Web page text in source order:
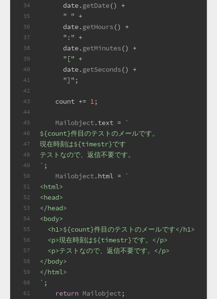
34
35
36
37
38
39
40
41
42
43
44
45
46
47
48
49
50
51
52
53
54
55
56
57
58
59
60
61
      date.
getDate() +
" " +
      date.
getHours () +
":" +
      date.
getMinutes () +
"[" +
      date.
getSeconds () +
"]" ;
    count +=
1;
Mailobject.text =
`
${count}件目のテストのメールです。
現在時刻は${timestr}です
テストなので、返信不要です。
` ;
Mailobject.html =
`
<html>
<head>
</head>
<body>
  <h1>
${count}件目のテストのメールです</h1>
  <p>現在時刻は
${timestr}です。</p>
  <p>テストなので、返信不要です。</p>
</body>
</html>
` ;
return Mailobject;